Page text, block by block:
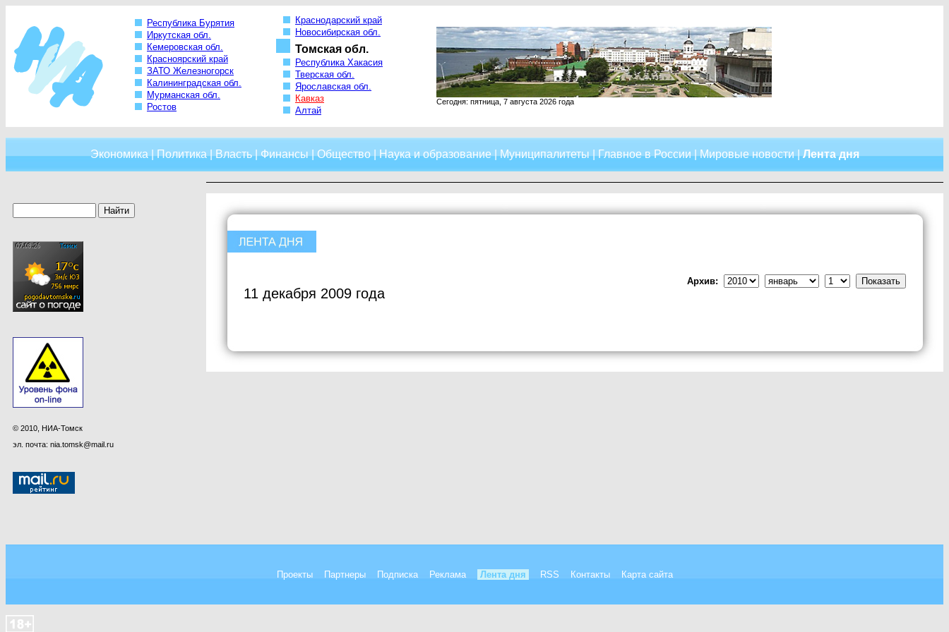
Республика Бурятия
Иркутская обл.
Кемеровская обл.
Красноярский край
ЗАТО Железногорск
Калининградская обл.
Мурманская обл.
Ростов
Краснодарский край
Новосибирская обл.
Томская обл.
Республика Хакасия
Тверская обл.
Ярославская обл.
Кавказ
Алтай
Сегодня: пятница, 7 августа 2026 года
Экономика|Политика|Власть|Финансы|Общество|Наука и образование|Муниципалитеты|Главное в России|Мировые новости|Лента дня
© 2010, НИА-Томск
эл. почта: nia.tomsk@mail.ru
11 декабря 2009 года
Архив:
Проекты Партнеры Подписка Реклама Лента дня RSS Контакты Карта сайта